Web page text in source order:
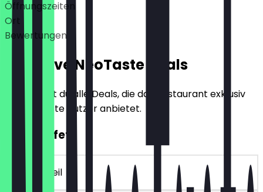
Öffnungszeiten
Ort
Bewertungen
Exklusive NeoTaste Deals
Hier findest du alle Deals, die das Restaurant exklusiv
für NeoTaste Nutzer anbietet.
2für1 Buffet
~21 € Vorteil